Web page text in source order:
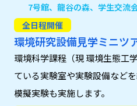
7号館、龍谷の森、学生交流
全日程開催
環境研究設備見学ミニ
環境科学課程（現 環境生態工
ている実験室や実験設備など
模擬実験も実施します。